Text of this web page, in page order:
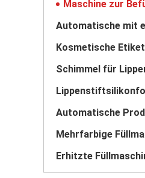
Kosmetische
Automatische
Mehrfarbige
Erhitzte